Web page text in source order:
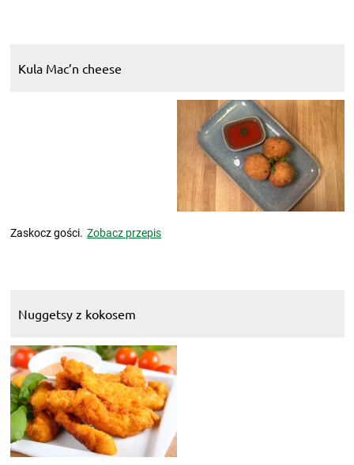
Kula Mac’n cheese
Zaskocz gości. Zobacz przepis
Nuggetsy z kokosem